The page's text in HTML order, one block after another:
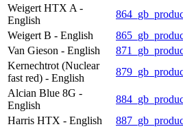
Weigert HTX A -
English
Weigert B - English
Van Gieson - English
Kernechtrot (Nuclear
fast red) - English
Alcian Blue 8G -
English
Harris HTX - English